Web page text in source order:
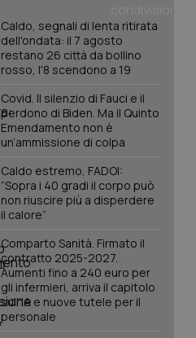
Caldo, segnali di lenta ritirata
dell'ondata: il 7 agosto
restano 26 città da bollino
rosso, l'8 scendono a 19
Covid. Il silenzio di Fauci e il
perdono di Biden. Ma il Quinto
Emendamento non è
un’ammissione di colpa
Caldo estremo, FADOI:
“Sopra i 40 gradi il corpo può
non riuscire più a disperdere
il calore”
Comparto Sanità. Firmato il
contratto 2025-2027.
Aumenti fino a 240 euro per
gli infermieri, arriva il capitolo
sull'IA e nuove tutele per il
personale